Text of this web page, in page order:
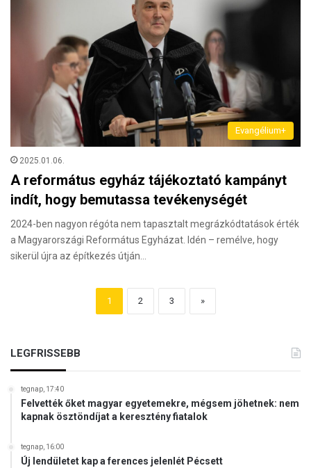
Evangélium+
2025.01.06.
A református egyház tájékoztató kampányt
indít, hogy bemutassa tevékenységét
2024-ben nagyon régóta nem tapasztalt megrázkódtatások érték
a Magyarországi Református Egyházat. Idén – remélve, hogy
sikerül újra az építkezés útján…
1 2 3 »
LEGFRISSEBB
tegnap, 17:40
Felvették őket magyar egyetemekre, mégsem jöhetnek: nem
kapnak ösztöndíjat a keresztény fiatalok
tegnap, 16:00
Új lendületet kap a ferences jelenlét Pécsett